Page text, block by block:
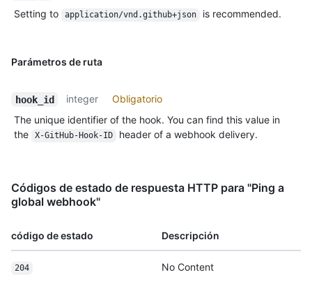
Setting to
application/vnd.github+json is recommended.
Parámetros de ruta
hook_id integer
Obligatorio
The unique identifier of the hook. You can find this value in
the
X-GitHub-Hook-ID header of a webhook delivery.
Códigos de estado de respuesta HTTP para "Ping a
global webhook"
código de estado Descripción
204 No Content